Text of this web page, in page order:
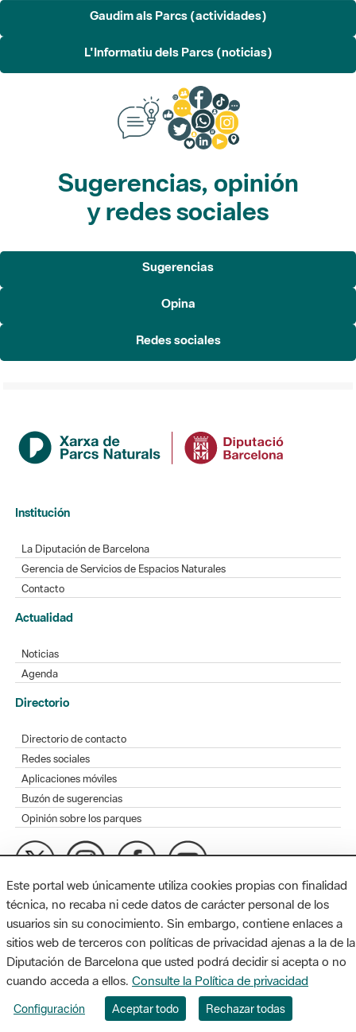
Gaudim als Parcs (actividades)
L'Informatiu dels Parcs (noticias)
Sugerencias, opinión
y redes sociales
Sugerencias
Opina
Redes sociales
Institución
La Diputación de Barcelona
Gerencia de Servicios de Espacios Naturales
Contacto
Actualidad
Noticias
Agenda
Directorio
Directorio de contacto
Redes sociales
Aplicaciones móviles
Buzón de sugerencias
Opinión sobre los parques
MAPA WEB
Diputación de Barcelona. Edifici Llacuna, 1a planta. Badajoz, 49.
08005 Barcelona. Tel. 934 022 428 / xarxaparcs@diba.cat
Este portal web únicamente utiliza cookies propias con finalidad
técnica, no recaba ni cede datos de carácter personal de los
usuarios sin su conocimiento. Sin embargo, contiene enlaces a
sitios web de terceros con políticas de privacidad ajenas a la de la
Diputación de Barcelona que usted podrá decidir si acepta o no
cuando acceda a ellos. Consulte la Política de privacidad
Configuración Aceptar todo Rechazar todas